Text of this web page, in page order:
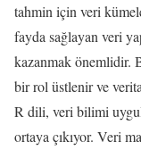
tahmin için veri
fayda sağlayan veri
kazanmak önemlidir.
bir rol üstlenir ve
R dili, veri bilimi
ortaya çıkıyor. Veri